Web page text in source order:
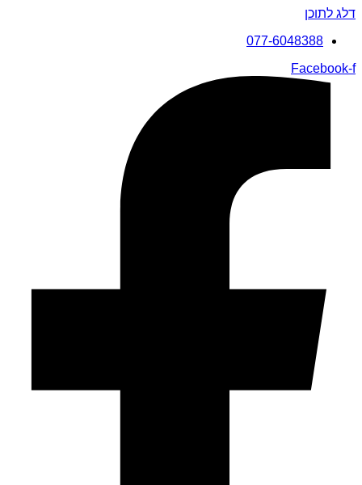
דלג לתוכן
077-6048388
Facebook-f